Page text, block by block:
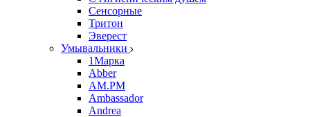
Сенсорные
Тритон
Эверест
Умывальники
1Марка
Abber
AM.PM
Ambassador
Andrea